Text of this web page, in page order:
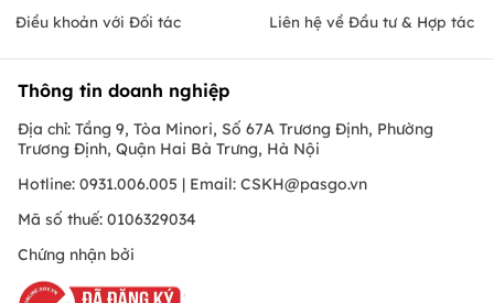
Điều khoản với Đối tác
Liên hệ về Đầu tư & Hợp tác
Thông tin doanh nghiệp
Địa chỉ: Tầng 9, Tòa Minori, Số 67A Trương Định, Phường
Trương Định, Quận Hai Bà Trưng, Hà Nội
Hotline: 0931.006.005 | Email: CSKH@pasgo.vn
Mã số thuế: 0106329034
Chứng nhận bởi